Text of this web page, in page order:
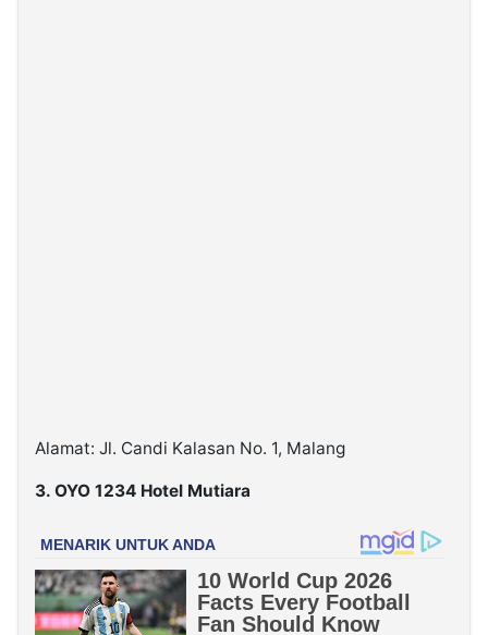
Alamat: Jl. Candi Kalasan No. 1, Malang
3. OYO 1234 Hotel Mutiara